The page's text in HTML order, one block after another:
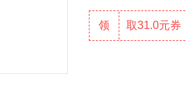
领 取31.0元券